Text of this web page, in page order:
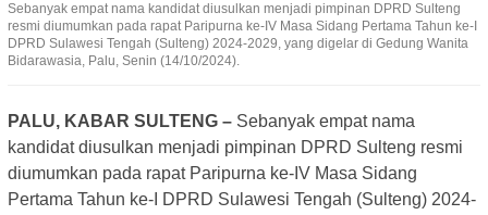
Sebanyak empat nama kandidat diusulkan menjadi pimpinan DPRD Sulteng
resmi diumumkan pada rapat Paripurna ke-IV Masa Sidang Pertama Tahun ke-I
DPRD Sulawesi Tengah (Sulteng) 2024-2029, yang digelar di Gedung Wanita
Bidarawasia, Palu, Senin (14/10/2024).
PALU, KABAR SULTENG – Sebanyak empat nama
kandidat diusulkan menjadi pimpinan DPRD Sulteng resmi
diumumkan pada rapat Paripurna ke-IV Masa Sidang
Pertama Tahun ke-I DPRD Sulawesi Tengah (Sulteng) 2024-